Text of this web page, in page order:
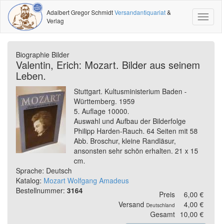
Adalbert Gregor SchmidtVersandantiquariat&
Verlag
Biographie Bilder
Valentin, Erich: Mozart. Bilder aus seinem
Leben.
Stuttgart. Kultusministerium Baden -
Württemberg. 1959
5. Auflage 10000.
Auswahl und Aufbau der Bilderfolge
Philipp Harden-Rauch. 64 Seiten mit 58
Abb. Broschur, kleine Randläsur,
ansonsten sehr schön erhalten. 21 x 15
cm.
Sprache: Deutsch
Katalog: Mozart Wolfgang Amadeus
Bestellnummer: 3164 Preis
6,00 €
Versand Deutschland
4,00 €
Gesamt 10,00 €